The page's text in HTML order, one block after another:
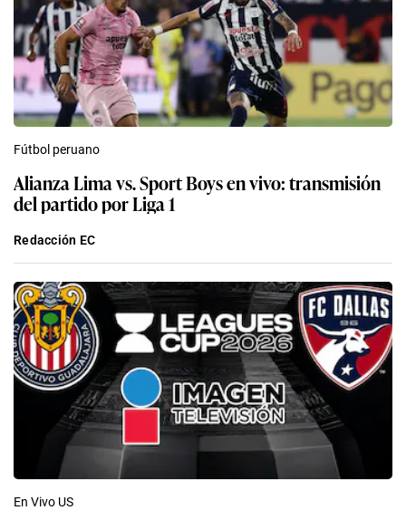
Fútbol peruano
Alianza Lima vs. Sport Boys en vivo: transmisión
del partido por Liga 1
Redacción EC
En Vivo US